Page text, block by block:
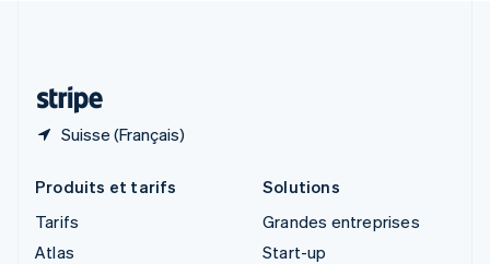
Suisse (Français)
Produits et tarifs
Tarifs
Atlas
Solutions
Grandes entreprises
Start-up